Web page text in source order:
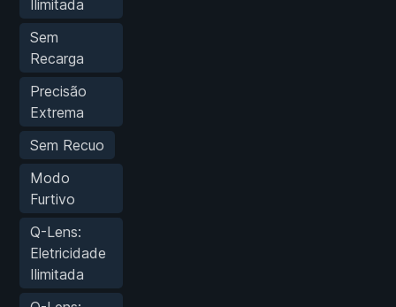
Ilimitada
Sem
Recarga
Precisão
Extrema
Sem Recuo
Modo
Furtivo
Q-Lens:
Eletricidade
Ilimitada